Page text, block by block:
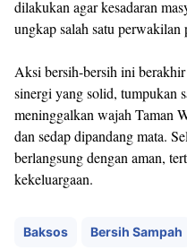
dilakukan agar kesadaran
ungkap salah satu perwakilan
Aksi bersih-bersih ini
sinergi yang solid, tumpukan
meninggalkan wajah Taman
dan sedap dipandang mata.
berlangsung dengan aman,
kekeluargaan.
Baksos Bersih Sampah